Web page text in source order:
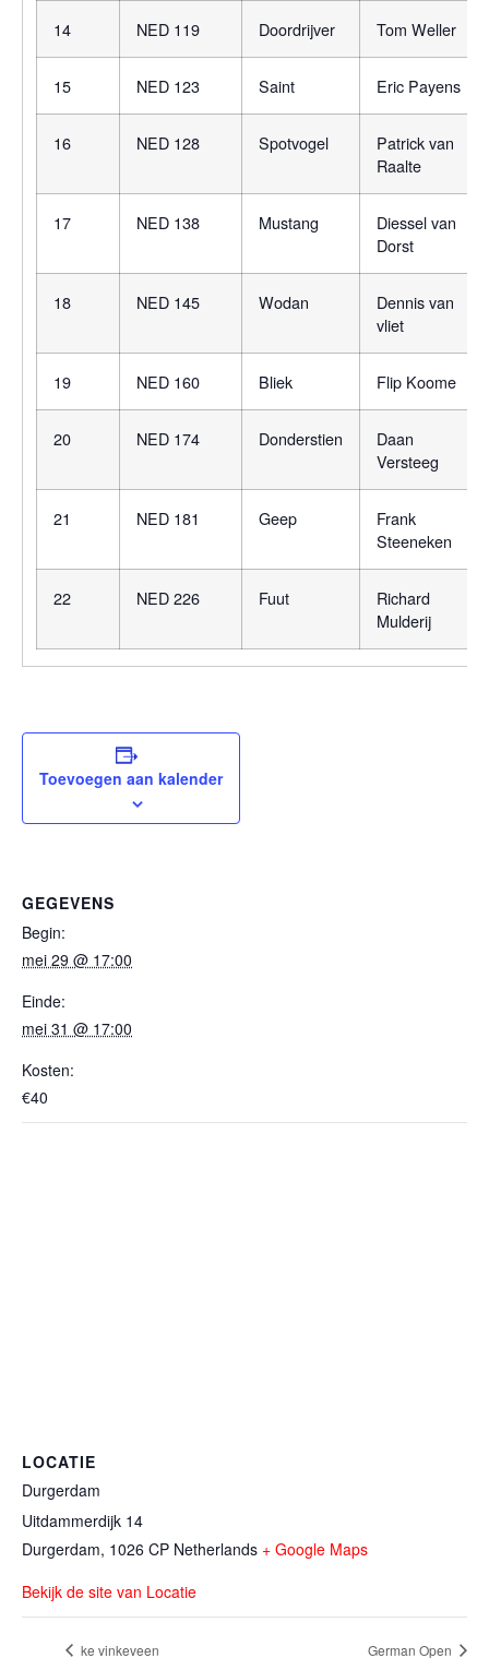
14 NED 119 Doordrijver Tom Weller
15 NED 123 Saint Eric Payens
16 NED 128 Spotvogel
Patrick van
Raalte
17 NED 138 Mustang
Diessel van
Dorst
18 NED 145 Wodan
Dennis van
vliet
19 NED 160 Bliek Flip Koome
20 NED 174 Donderstien
Daan
Versteeg
21 NED 181 Geep
Frank
Steeneken
22 NED 226 Fuut
Richard
Mulderij
Toevoegen aan kalender
GEGEVENS
Begin:
mei 29 @ 17:00
Einde:
mei 31 @ 17:00
Kosten:
€40
LOCATIE
Durgerdam
Uitdammerdijk 14
Durgerdam, 1026 CP Netherlands + Google Maps
Bekijk de site van Locatie
ke vinkeveen German Open